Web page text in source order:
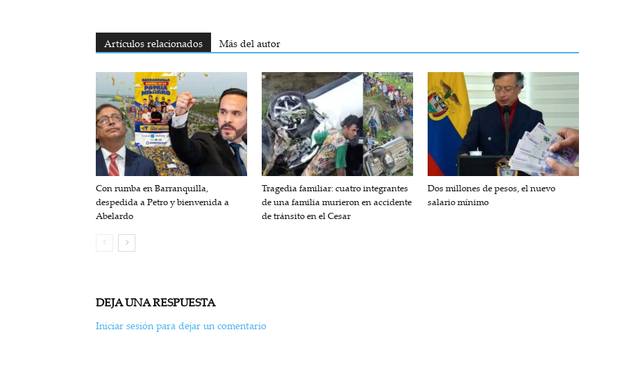
Artículos relacionados Más del autor
Con rumba en Barranquilla,
despedida a Petro y bienvenida a
Abelardo
Tragedia familiar: cuatro integrantes
de una familia murieron en accidente
de tránsito en el Cesar
Dos millones de pesos, el nuevo
salario mínimo
DEJA UNA RESPUESTA
Iniciar sesión para dejar un comentario